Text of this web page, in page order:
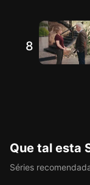
8
Que tal esta
Séries